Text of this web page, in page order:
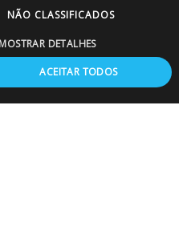
FORMAS DE
NÃO CLASSIFICADOS
DETALHES
ACEITAR TODOS